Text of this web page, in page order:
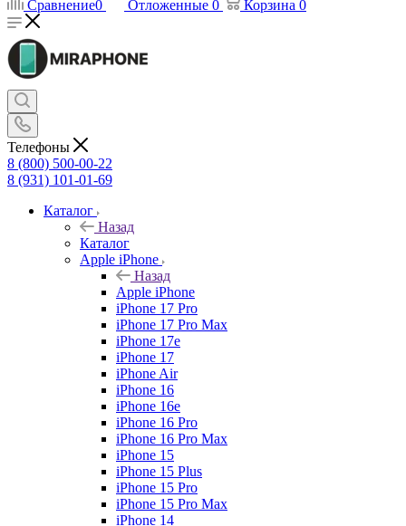
Сравнение0 Отложенные 0 Корзина 0
Телефоны
8 (800) 500-00-22
8 (931) 101-01-69
Каталог
Назад
Каталог
Apple iPhone
Назад
Apple iPhone
iPhone 17 Pro
iPhone 17 Pro Max
iPhone 17e
iPhone 17
iPhone Air
iPhone 16
iPhone 16e
iPhone 16 Pro
iPhone 16 Pro Max
iPhone 15
iPhone 15 Plus
iPhone 15 Pro
iPhone 15 Pro Max
iPhone 14